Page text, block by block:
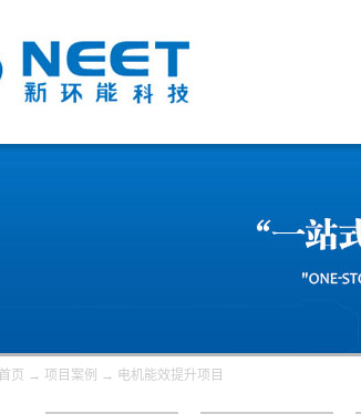
首页 → 项目案例 → 电机能效提升项目